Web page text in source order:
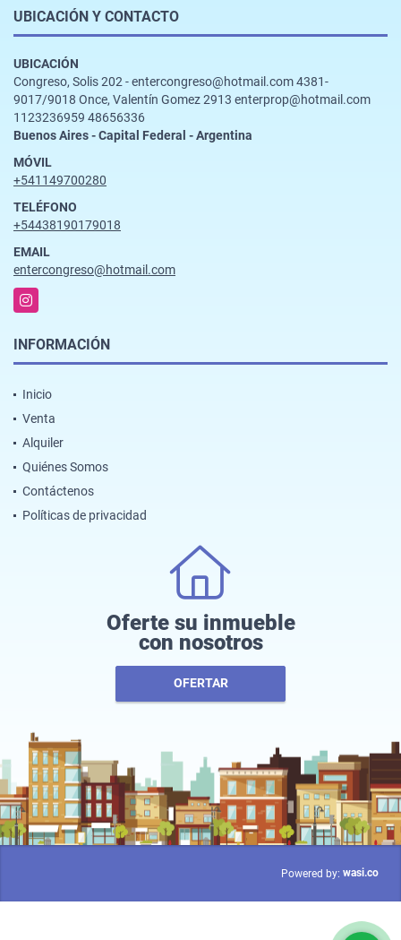
UBICACIÓN Y CONTACTO
UBICACIÓN
Congreso, Solis 202 - entercongreso@hotmail.com 4381-
9017/9018 Once, Valentín Gomez 2913 enterprop@hotmail.com
1123236959 48656336
Buenos Aires - Capital Federal - Argentina
MÓVIL
+541149700280
TELÉFONO
+54438190179018
EMAIL
entercongreso@hotmail.com
Instagram
INFORMACIÓN
Inicio
Venta
Alquiler
Quiénes Somos
Contáctenos
Políticas de privacidad
Oferte su inmueble
con nosotros
OFERTAR
Powered by: wasi.co